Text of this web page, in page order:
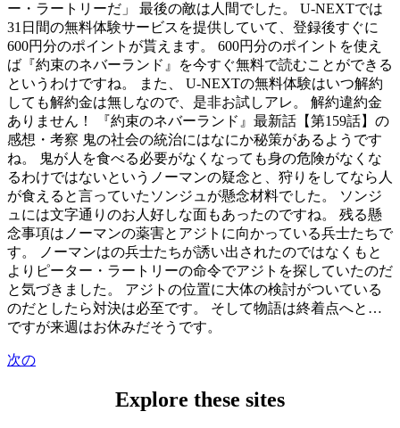
ー・ラートリーだ」 最後の敵は人間でした。 U-NEXTでは
31日間の無料体験サービスを提供していて、登録後すぐに
600円分のポイントが貰えます。 600円分のポイントを使え
ば『約束のネバーランド』を今すぐ無料で読むことができる
というわけですね。 また、 U-NEXTの無料体験はいつ解約
しても解約金は無しなので、是非お試しアレ。 解約違約金
ありません！ 『約束のネバーランド』最新話【第159話】の
感想・考察 鬼の社会の統治にはなにか秘策があるようです
ね。 鬼が人を食べる必要がなくなっても身の危険がなくな
るわけではないというノーマンの疑念と、狩りをしてなら人
が食えると言っていたソンジュが懸念材料でした。 ソンジ
ュには文字通りのお人好しな面もあったのですね。 残る懸
念事項はノーマンの薬害とアジトに向かっている兵士たちで
す。 ノーマンはの兵士たちが誘い出されたのではなくもと
よりピーター・ラートリーの命令でアジトを探していたのだ
と気づきました。 アジトの位置に大体の検討がついている
のだとしたら対決は必至です。 そして物語は終着点へと…
ですが来週はお休みだそうです。
次の
Explore these sites